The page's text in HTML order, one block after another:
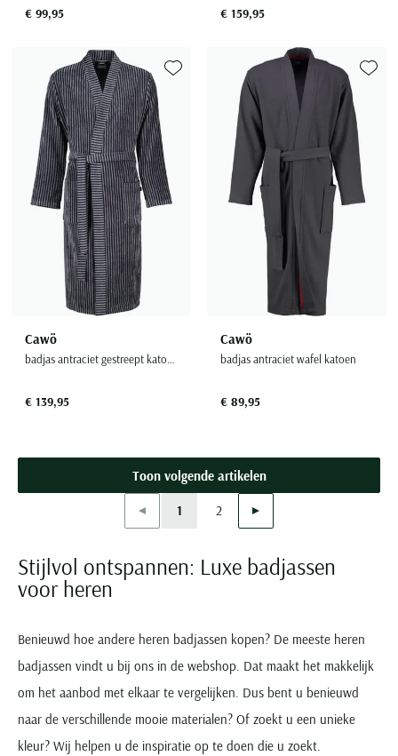
€ 99,95 € 159,95
Cawö
badjas antraciet gestreept katoen
€ 139,95
Toevoegen aan favorieten
Cawö
badjas antraciet wafel katoen
€ 89,95
Toon volgende artikelen
Vorige
Current Page
1
Page
2 Volgende
Stijlvol ontspannen: Luxe badjassen
voor heren
Benieuwd hoe andere heren badjassen kopen? De meeste heren
badjassen vindt u bij ons in de webshop. Dat maakt het makkelijk
om het aanbod met elkaar te vergelijken. Dus bent u benieuwd
naar de verschillende mooie materialen? Of zoekt u een unieke
kleur? Wij helpen u de inspiratie op te doen die u zoekt.